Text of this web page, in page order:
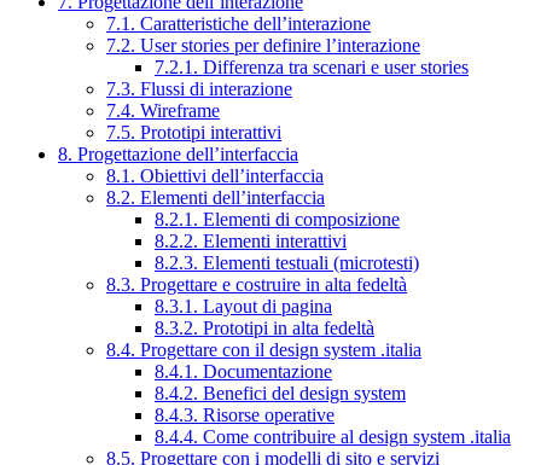
7.1. Caratteristiche dell’interazione
7.2. User stories per definire l’interazione
7.2.1. Differenza tra scenari e user stories
7.3. Flussi di interazione
7.4. Wireframe
7.5. Prototipi interattivi
8. Progettazione dell’interfaccia
8.1. Obiettivi dell’interfaccia
8.2. Elementi dell’interfaccia
8.2.1. Elementi di composizione
8.2.2. Elementi interattivi
8.2.3. Elementi testuali (microtesti)
8.3. Progettare e costruire in alta fedeltà
8.3.1. Layout di pagina
8.3.2. Prototipi in alta fedeltà
8.4. Progettare con il design system .italia
8.4.1. Documentazione
8.4.2. Benefici del design system
8.4.3. Risorse operative
8.4.4. Come contribuire al design system .italia
8.5. Progettare con i modelli di sito e servizi